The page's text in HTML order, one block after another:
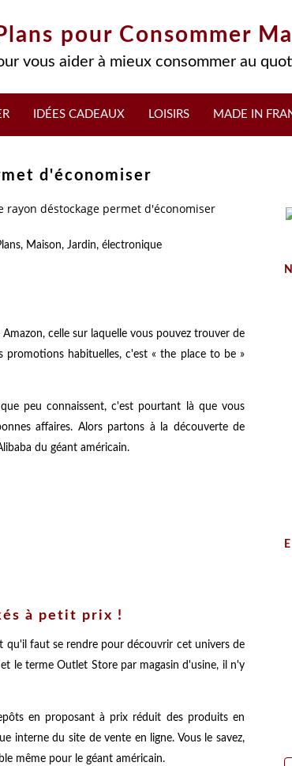
pour Consommer
vous aider à mieux consommer au
IDÉES CADEAUX LOISIRS MADE IN
d'économiser
rayon déstockage permet d'économiser
, Maison, Jardin, électronique
celle sur laquelle vous pouvez trouver de
promotions habituelles, c'est « the place to be »
peu connaissent, c'est pourtant là que vous
affaires. Alors partons à la découverte de
du géant américain.
à petit prix !
qu'il faut se rendre pour découvrir cet univers de
et le terme Outlet Store par magasin d'usine, il n'y
en proposant à prix réduit des produits en
interne du site de vente en ligne. Vous le savez,
même pour le géant américain.